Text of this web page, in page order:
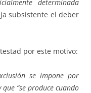
determinada
subsistente el deber
por este motivo:
se impone por
“se produce cuando